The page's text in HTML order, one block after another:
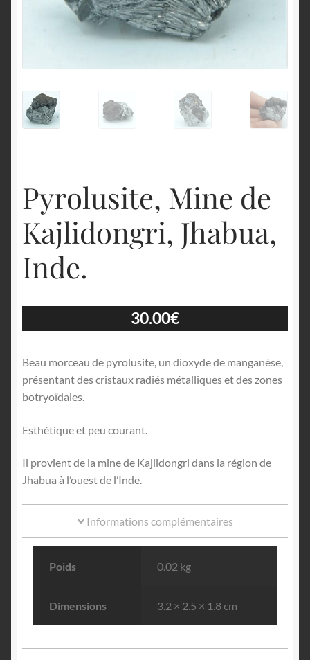
Pyrolusite, Mine de
Kajlidongri, Jhabua,
Inde.
30.00€
Beau morceau de pyrolusite, un dioxyde de manganèse,
présentant des cristaux radiés métalliques et des zones
botryoïdales.
Esthétique et peu courant.
Il provient de la mine de Kajlidongri dans la région de
Jhabua à l’ouest de l’Inde.
Informations complémentaires
Poids 0.02 kg
Dimensions 3.2 × 2.5 × 1.8 cm